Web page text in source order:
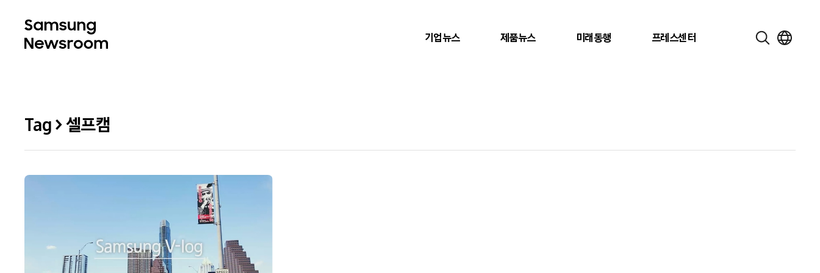
기업뉴스 제품뉴스 미래동행 프레스센터
Tag > 셀프캠